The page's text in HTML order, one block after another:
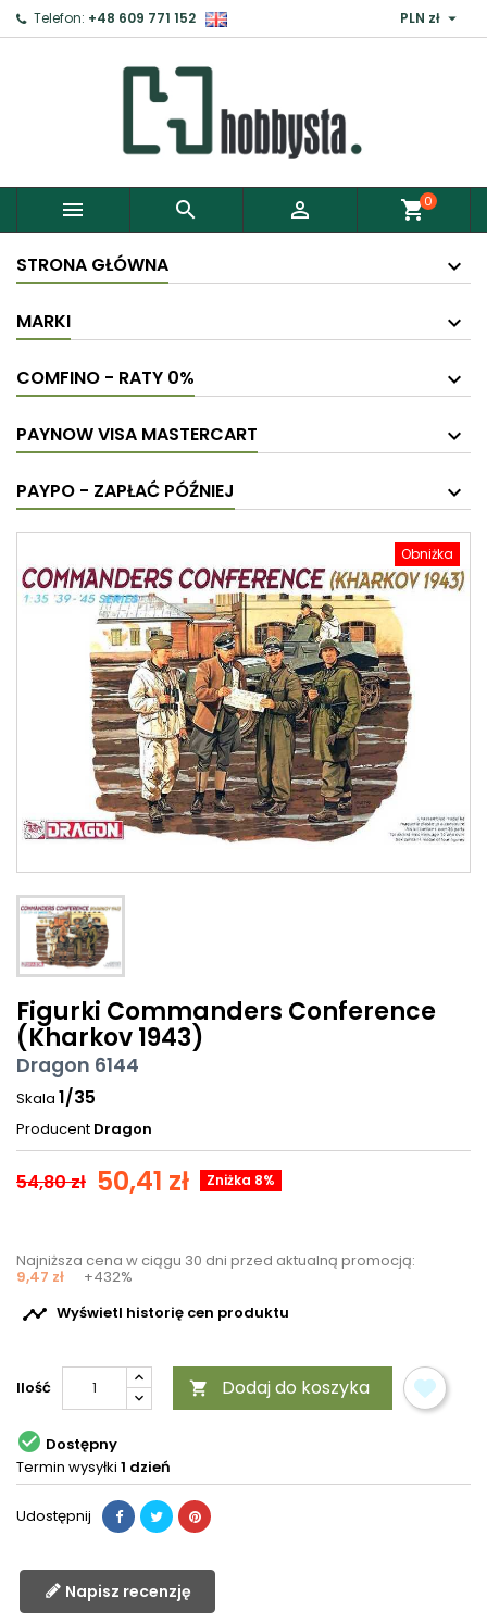
Telefon: +48 609 771 152 PLN zł 
   shopping_cart0
STRONA GŁÓWNA
MARKI
COMFINO - RATY 0%
PAYNOW VISA MASTERCART
PAYPO - ZAPŁAĆ PÓŹNIEJ
Obniżka
Figurki Commanders Conference
(Kharkov 1943)
Dragon 6144
Skala 1/35
Producent Dragon
54,80 zł 50,41 zł Zniżka 8%
Najniższa cena w ciągu 30 dni przed aktualną promocją:
9,47 zł +432%
 Wyświetl historię cen produktu
Ilość  Dodaj do koszyka
 Dostępny
Termin wysyłki 1 dzień
Udostępnij
Napisz recenzję